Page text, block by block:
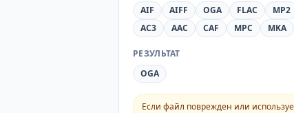
AIF
AIFF OGA FLAC MP2
AC3
AAC CAF MPC MKA
РЕЗУЛЬТАТ
OGA
Если файл поврежден или